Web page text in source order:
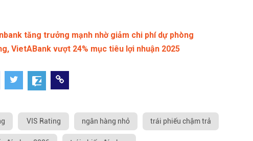
tăng trưởng mạnh nhờ giảm chi phí dự phòng
VietABank vượt 24% mục tiêu lợi nhuận 2025
VIS Rating ngân hàng nhỏ trái phiếu chậm trả